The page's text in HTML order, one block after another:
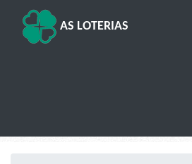
AS LOTERIAS